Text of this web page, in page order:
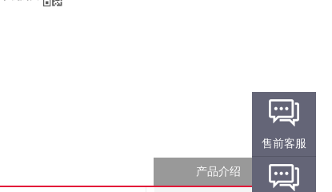
产品介绍
售前客服